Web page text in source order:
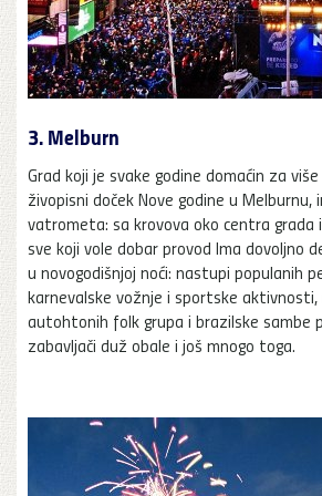
3. Melburn
Grad koji je svake godine domaćin za
živopisni doček Nove godine u Melburnu,
vatrometa: sa krovova oko centra grada
sve koji vole dobar provod Ima dovoljno
u novogodišnjoj noći: nastupi populanih
karnevalske vožnje i sportske
autohtonih folk grupa i brazilske sambe
zabavljači duž obale i još mnogo toga.